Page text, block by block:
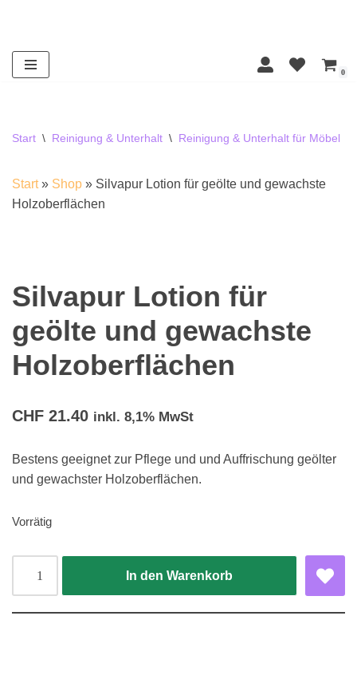
Inhalt
0
Start \ Reinigung & Unterhalt \ Reinigung & Unterhalt für Möbel
Start» Shop » Silvapur Lotion für geölte und gewachste
Holzoberflächen
Silvapur Lotion für
geölte und gewachste
Holzoberflächen
CHF 21.40 inkl. 8,1% MwSt
Bestens geeignet zur Pflege und und Auffrischung geölter
und gewachster Holzoberflächen.
Vorrätig
In den Warenkorb